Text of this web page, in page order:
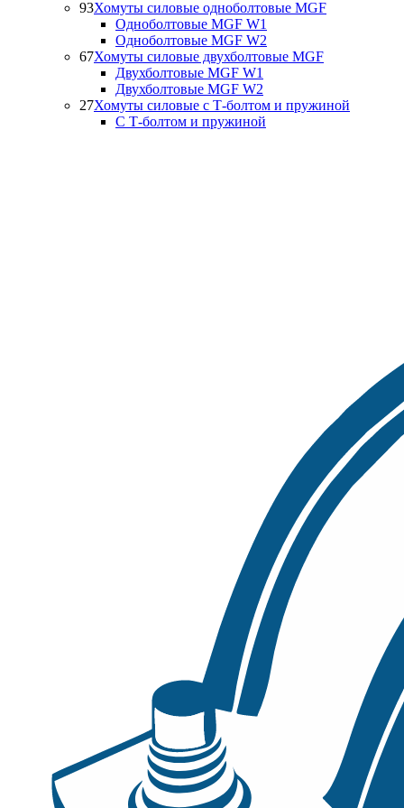
93Хомуты силовые одноболтовые MGF
Одноболтовые MGF W1
Одноболтовые MGF W2
67Хомуты силовые двухболтовые MGF
Двухболтовые MGF W1
Двухболтовые MGF W2
27Хомуты силовые с Т-болтом и пружиной
С Т-болтом и пружиной